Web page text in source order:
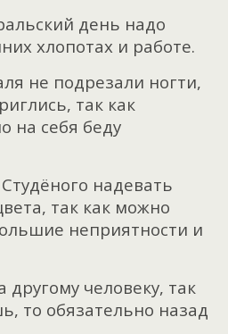
день надо
хлопотах и работе.
не подрезали ногти,
так как
на себя беду
надевать
так как можно
неприятности и
другому человеку, так
то обязательно назад